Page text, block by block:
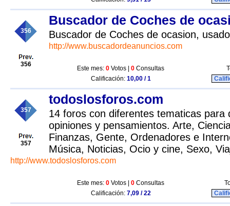
356
356
Buscador de Coches de
Buscador de Coches de ocasion,
http://www.buscadordeanuncios.com
Este mes: 0 Votos | 0 Consultas
Calificación: 10,00 / 1
357
357
todoslosforos.com
14 foros con diferentes tematicas para
opiniones y pensamientos. Arte,
Finanzas, Gente, Ordenadores e
Música, Noticias, Ocio y cine, Sexo,
http://www.todoslosforos.com
Este mes: 0 Votos | 0 Consultas
Calificación: 7,09 / 22